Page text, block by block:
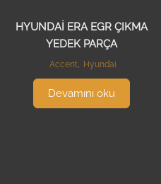
HYUNDAİ ERA EGR ÇIKMA
YEDEK PARÇA
Accent Hyundai
Devamını oku